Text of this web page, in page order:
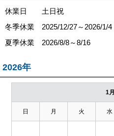
休業日 土日祝
冬季休業 2025/12/27～2026/1/4
夏季休業 2026/8/8～8/16
2026年
1月
日 月 火 水